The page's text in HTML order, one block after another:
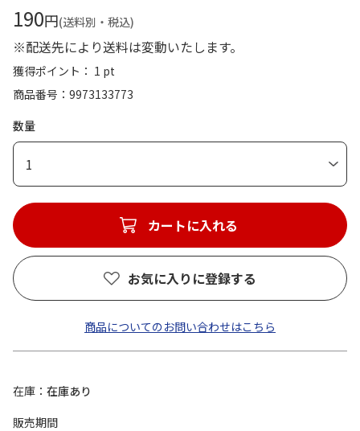
190円(送料別・税込)
※配送先により送料は変動いたします。
獲得ポイント： 1 pt
商品番号
9973133773
数量
1
カートに入れる
お気に入りに登録する
商品についてのお問い合わせはこちら
在庫
在庫あり
販売期間